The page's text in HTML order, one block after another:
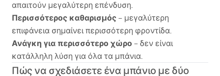
απαιτούν μεγαλύτερη επένδυση.
Περισσότερος καθαρισμός – μεγαλύτερη
επιφάνεια σημαίνει περισσότερη φροντίδα.
Ανάγκη για περισσότερο χώρο – δεν είναι
κατάλληλη λύση για όλα τα μπάνια.
Πώς να σχεδιάσετε ένα μπάνιο με δύο